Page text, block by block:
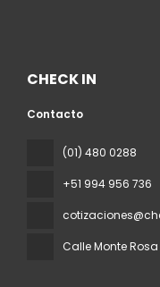
CHECK IN
Contacto
(01) 480 0288
+51 994 956 736
Calle Monte